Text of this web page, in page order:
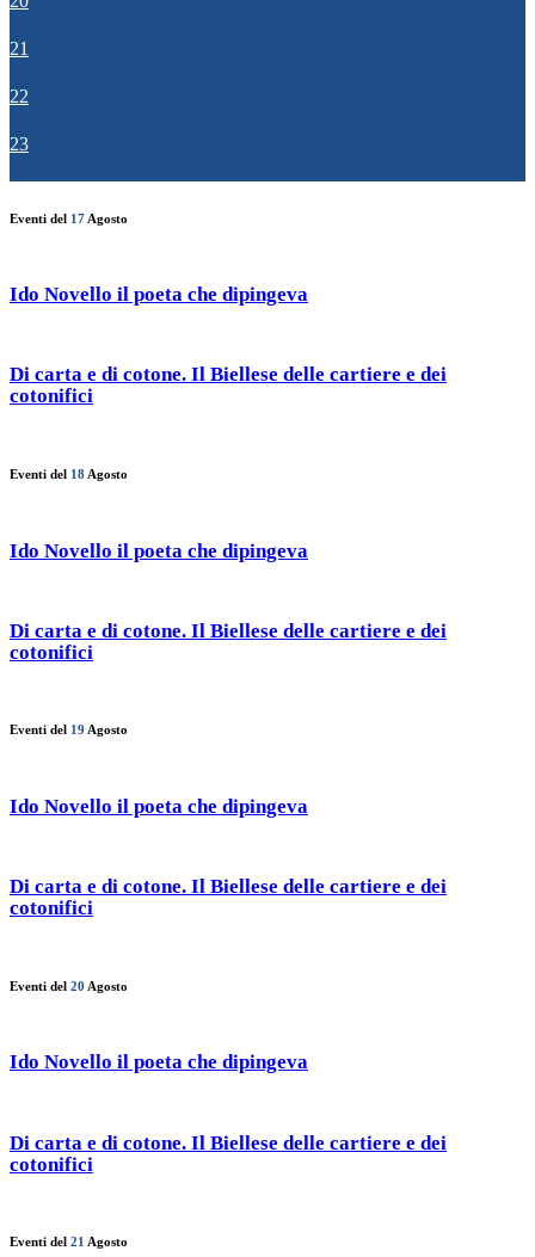
21
22
23
Eventi del 17 Agosto
Ido Novello il poeta che dipingeva
Di carta e di cotone. Il Biellese delle cartiere e dei
cotonifici
Eventi del 18 Agosto
Ido Novello il poeta che dipingeva
Di carta e di cotone. Il Biellese delle cartiere e dei
cotonifici
Eventi del 19 Agosto
Ido Novello il poeta che dipingeva
Di carta e di cotone. Il Biellese delle cartiere e dei
cotonifici
Eventi del 20 Agosto
Ido Novello il poeta che dipingeva
Di carta e di cotone. Il Biellese delle cartiere e dei
cotonifici
Eventi del 21 Agosto